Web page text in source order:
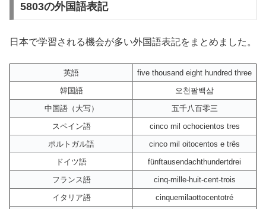
5803の外国語表記
日本で学習される機会が多い外国語表記をまとめました。
英語
five thousand eight hundred three
韓国語
오천팔백삼
中国語（大写）
五千八百零三
スペイン語
cinco mil ochocientos tres
ポルトガル語
cinco mil oitocentos e três
ドイツ語
fünftausendachthundertdrei
フランス語
cinq-mille-huit-cent-trois
イタリア語
cinquemilaottocentotré